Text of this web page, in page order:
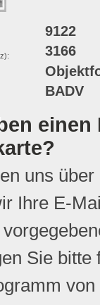
9122
3166
BADV
uns
Ihre E-
Sie